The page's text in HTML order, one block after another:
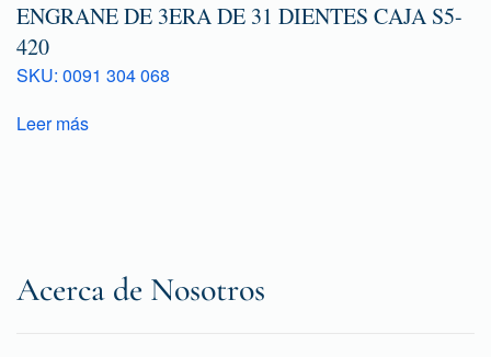
ENGRANE DE 3ERA DE 31 DIENTES CAJA S5-
420
SKU: 0091 304 068
Leer más
Acerca de Nosotros